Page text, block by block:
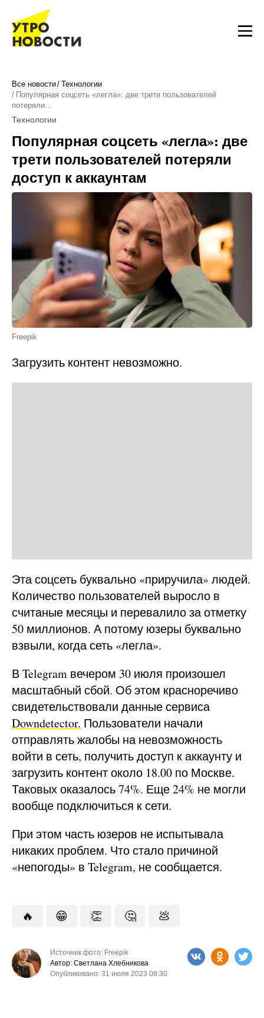
Все новости Технологии
Популярная соцсеть «легла»: две трети пользователей
потеряли…
Технологии
Популярная соцсеть «легла»: две
трети пользователей потеряли
доступ к аккаунтам
Freepik
Загрузить контент невозможно.
Эта соцсеть буквально «приручила» людей.
Количество пользователей выросло в
считаные месяцы и перевалило за отметку
50 миллионов. А потому юзеры буквально
взвыли, когда сеть «легла».
В Telegram вечером 30 июля произошел
масштабный сбой. Об этом красноречиво
свидетельствовали данные сервиса
Downdetector. Пользователи начали
отправлять жалобы на невозможность
войти в сеть, получить доступ к аккаунту и
загрузить контент около 18.00 по Москве.
Таковых оказалось 74%. Еще 24% не могли
вообще подключиться к сети.
При этом часть юзеров не испытывала
никаких проблем. Что стало причиной
«непогоды» в Telegram, не сообщается.
🔥 😁 👏 🤔 💩
Источник фото: Freepik
Автор: Светлана Хлебникова
Опубликовано: 31 июля 2023 08:30